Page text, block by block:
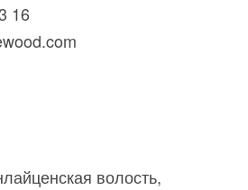
16
волость,